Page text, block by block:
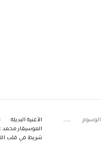
الوسوم الأغنية البديلة
الموسيقار محمد
شريط في قلب